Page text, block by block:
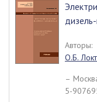
Авторы:
О.Б.
–
5-